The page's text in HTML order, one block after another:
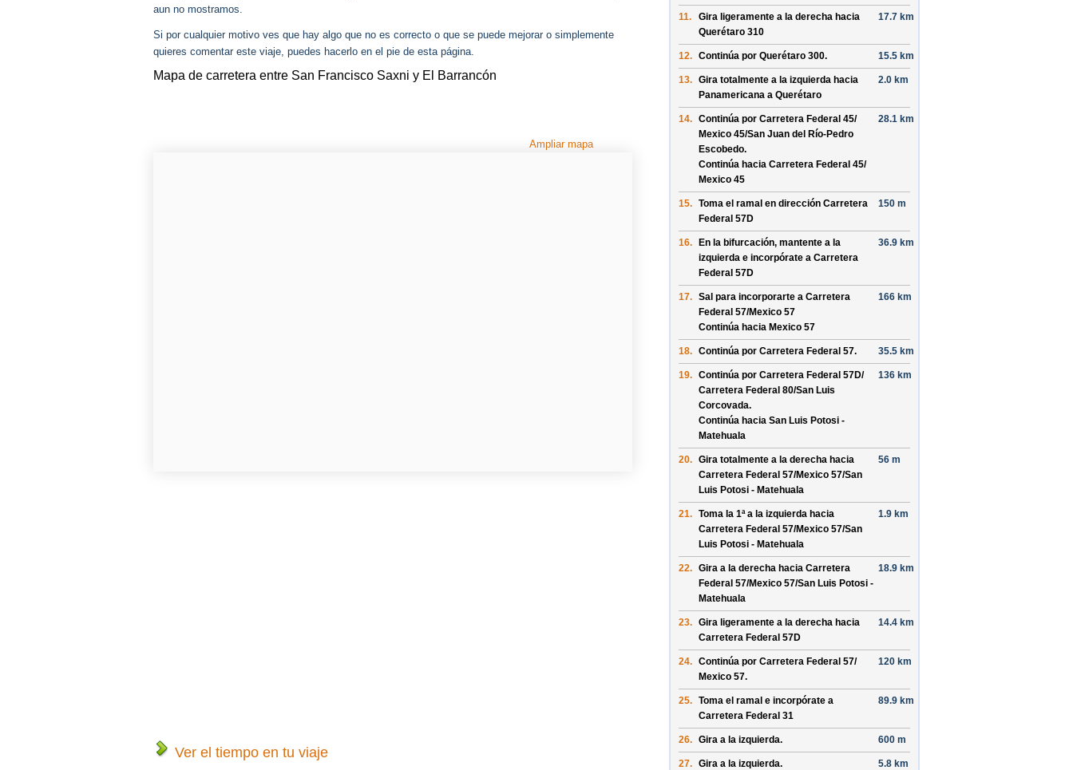
aun no mostramos.
Si por cualquier motivo ves que hay algo que no es correcto o que se puede mejorar o simplemente
quieres comentar este viaje, puedes hacerlo en el pie de esta página.
Mapa de carretera entre San Francisco Saxni y El Barrancón
Ampliar mapa
Ver el tiempo en tu viaje
11.
Gira ligeramente a la derecha hacia
Querétaro 310
17.7 km
12. Continúa por Querétaro 300. 15.5 km
13. Gira totalmente a la izquierda hacia
Panamericana a Querétaro
2.0 km
14. Continúa por Carretera Federal 45/
Mexico 45/San Juan del Río-Pedro
Escobedo.
Continúa hacia Carretera Federal 45/
Mexico 45
28.1 km
15. Toma el ramal en dirección Carretera
Federal 57D
150 m
16.
En la bifurcación, mantente a la
izquierda e incorpórate a Carretera
Federal 57D
36.9 km
17. Sal para incorporarte a Carretera
Federal 57/Mexico 57
Continúa hacia Mexico 57
166 km
18. Continúa por Carretera Federal 57. 35.5 km
19. Continúa por Carretera Federal 57D/
Carretera Federal 80/San Luis
Corcovada.
Continúa hacia San Luis Potosi -
Matehuala
136 km
20. Gira totalmente a la derecha hacia
Carretera Federal 57/Mexico 57/San
Luis Potosi - Matehuala
56 m
21. Toma la 1ª a la izquierda hacia
Carretera Federal 57/Mexico 57/San
Luis Potosi - Matehuala
1.9 km
22. Gira a la derecha hacia Carretera
Federal 57/Mexico 57/San Luis Potosi -
Matehuala
18.9 km
23. Gira ligeramente a la derecha hacia
Carretera Federal 57D
14.4 km
24. Continúa por Carretera Federal 57/
Mexico 57.
120 km
25. Toma el ramal e incorpórate a
Carretera Federal 31
89.9 km
26. Gira a la izquierda. 600 m
27. Gira a la izquierda. 5.8 km